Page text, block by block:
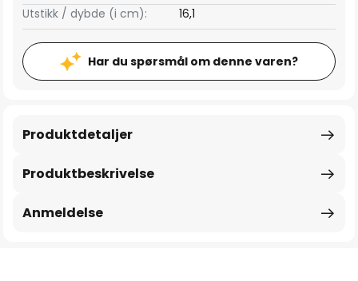
Utstikk / dybde (i cm): 16,1
Har du spørsmål om denne varen?
Produktbeskrivelse
Produktdetaljer
Anmeldelse